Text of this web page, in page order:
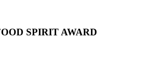
SPIRIT AWARD